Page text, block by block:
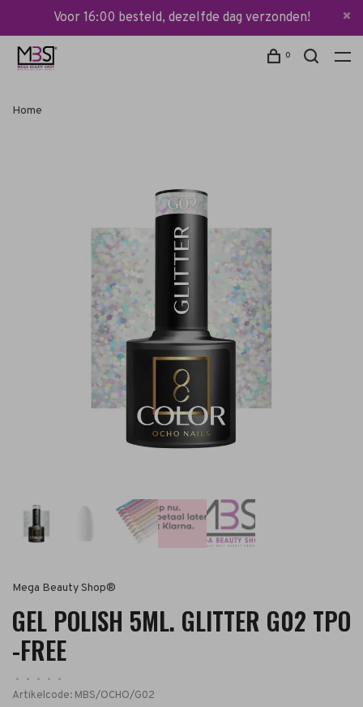
Voor 16:00 besteld, dezelfde dag verzonden!
0
Home
Mega Beauty Shop®
GEL POLISH 5ML. GLITTER G02 TPO
-FREE
• • • •
•
Artikelcode: MBS/OCHO/G02